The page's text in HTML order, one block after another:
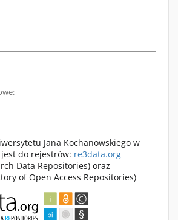
Jana Kochanowskiego w
do rejestrów: re3data.org
Data Repositories) oraz
of Open Access Repositories)